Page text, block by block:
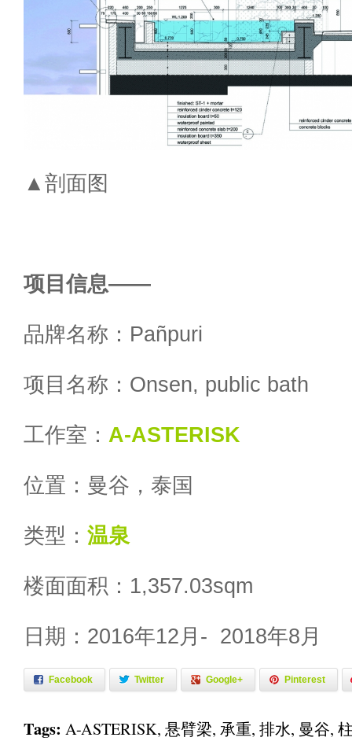
▲剖面图
项目信息——
品牌名称：Pañpuri
项目名称：Onsen, public bath
工作室： A-ASTERISK
位置：曼谷，泰国
类型： 温泉
楼面面积：1,357.03sqm
日期：2016年12月- 2018年8月
Facebook Twitter Google+ Pinterest
Tags: A-ASTERISK, 悬臂梁, 承重, 排水, 曼谷,